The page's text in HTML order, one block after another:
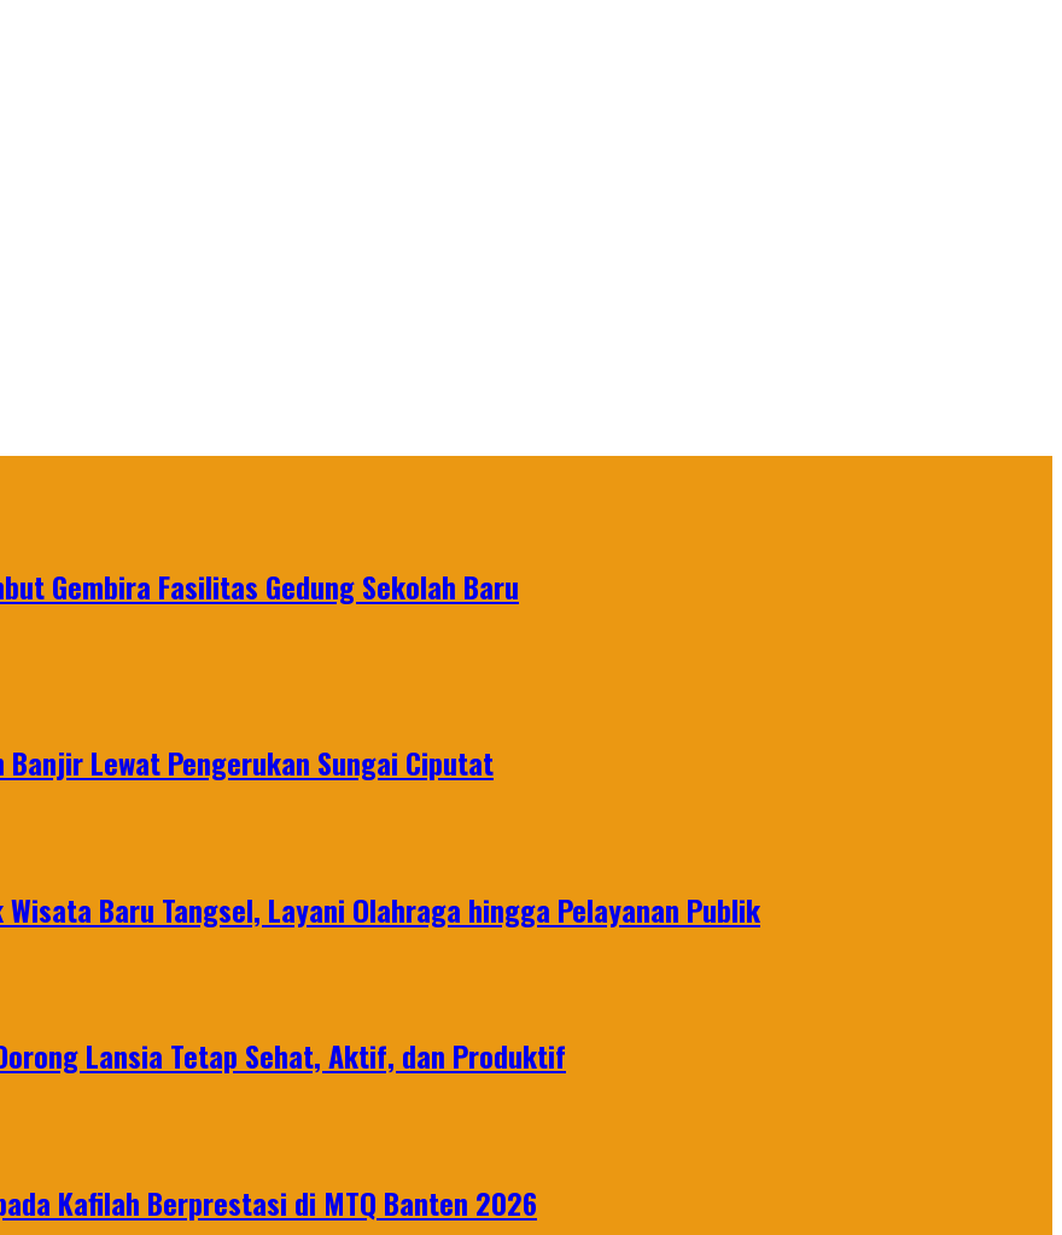
Gembira Fasilitas Gedung Sekolah Baru
Lewat Pengerukan Sungai Ciputat
Wisata Baru Tangsel, Layani Olahraga hingga Pelayanan Publik
Lansia Tetap Sehat, Aktif, dan Produktif
Kafilah Berprestasi di MTQ Banten 2026